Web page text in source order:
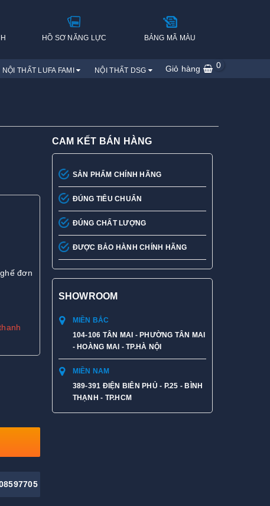
HỒ SƠ NĂNG LỰC BẢNG MÃ MÀU
NỘI THẤT LUFA FAMI NỘI THẤT DSG Giỏ hàng 0
đơn
CAM KẾT BÁN HÀNG
SẢN PHẨM CHÍNH HÃNG
ĐÚNG TIÊU CHUẨN
ĐÚNG CHẤT LƯỢNG
ĐƯỢC BẢO HÀNH CHÍNH HÃNG
SHOWROOM
MIỀN BẮC
104-106 TÂN MAI - PHƯỜNG TÂN MAI
- HOÀNG MAI - TP.HÀ NỘI
MIỀN NAM
389-391 ĐIỆN BIÊN PHỦ - P.25 - BÌNH
THẠNH - TP.HCM